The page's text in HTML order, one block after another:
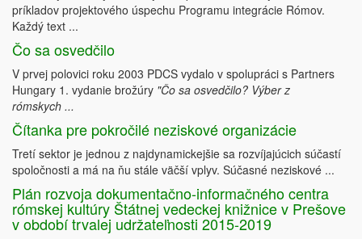
príkladov projektového úspechu Programu integrácie Rómov.
Každý text ...
Čo sa osvedčilo
V prvej polovici roku 2003 PDCS vydalo v spolupráci s Partners
Hungary 1. vydanie brožúry "Čo sa osvedčilo? Výber z
rómskych ...
Čítanka pre pokročilé neziskové organizácie
Tretí sektor je jednou z najdynamickejšie sa rozvíjajúcich súčastí
spoločnosti a má na ňu stále väčší vplyv. Súčasné neziskové ...
Plán rozvoja dokumentačno-informačného centra
rómskej kultúry Štátnej vedeckej knižnice v Prešove
v období trvalej udržateľnosti 2015-2019